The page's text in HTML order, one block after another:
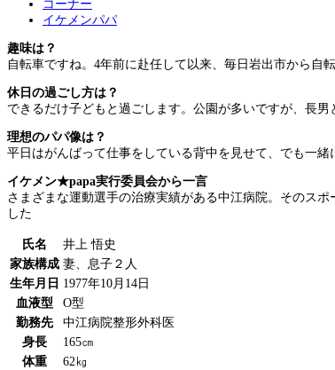
コーナー
イケメンパパ
趣味は？
自転車ですね。4年前に赴任して以来、毎日岩出市から自
休日の過ごし方は？
できるだけ子どもと過ごします。公園が多いですが、長
理想のパパ像は？
平日はがんばって仕事をしている背中を見せて、でも一
イケメン★papa実行委員会から一言
さまざまな運動選手の治療実績がある中江病院。そのス
した
氏名
井上 悟史
家族構成 妻、息子２人
生年月日 1977年10月14日
血液型
O型
勤務先
中江病院整形外科医
身長
165㎝
体重
62㎏